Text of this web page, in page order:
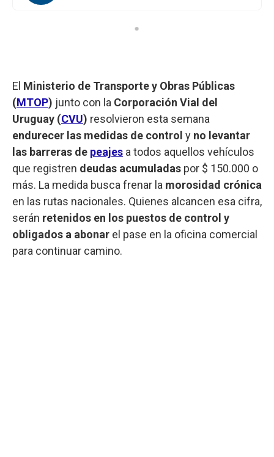
El Ministerio de Transporte y Obras Públicas
(MTOP) junto con la Corporación Vial del
Uruguay (CVU) resolvieron esta semana
endurecer las medidas de control y no levantar
las barreras de peajes a todos aquellos vehículos
que registren deudas acumuladas por $ 150.000 o
más. La medida busca frenar la morosidad crónica
en las rutas nacionales. Quienes alcancen esa cifra,
serán retenidos en los puestos de control y
obligados a abonar el pase en la oficina comercial
para continuar camino.